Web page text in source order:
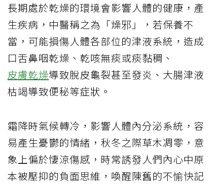
長期處於乾燥的環境會影響人體的健康，產
生疾病，中醫稱之為「燥邪」，若保養不
當，可能損傷人體各部位的津液系統，造成
口舌鼻咽乾燥、乾咳無痰或痰黏稠、
皮膚乾燥導致脫皮龜裂甚至發炎、大腸津液
枯竭導致便秘等症狀。
霜降時氣候轉冷，影響人體內分泌系統，容
易產生憂鬱的情緒，秋冬之際草木凋零，意
象上偏於悽涼傷感，時常誘發人們內心中原
本被壓抑的負面思維，喚醒陳舊的不愉快記